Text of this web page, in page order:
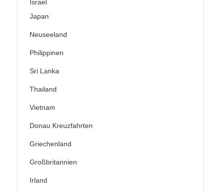
Israel
Japan
Neuseeland
Philippinen
Sri Lanka
Thailand
Vietnam
Donau Kreuzfahrten
Griechenland
Großbritannien
Irland